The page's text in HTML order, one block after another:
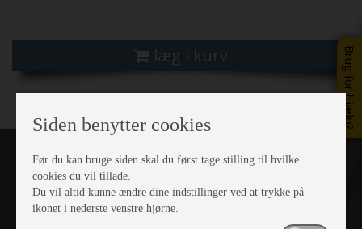
Brug for hjælp?
læg i kurv
Siden benytter cookies
Før du kan bruge siden skal du først tage stilling til hvilke
cookies du vil tillade.
Du vil altid kunne ændre dine indstillinger ved at trykke på
ikonet i nederste venstre hjørne.